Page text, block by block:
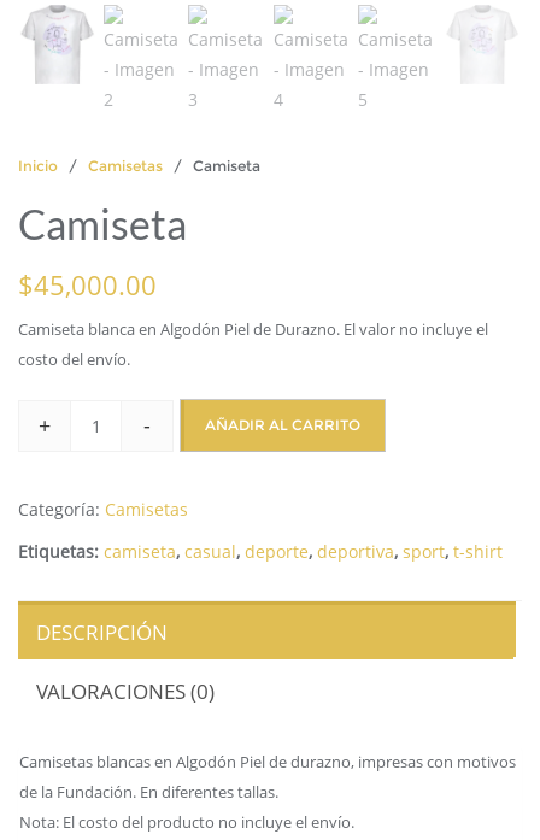
Inicio / Camisetas / Camiseta
Camiseta
$45,000.00
Camiseta blanca en Algodón Piel de Durazno. El valor no incluye el
costo del envío.
+ - AÑADIR AL CARRITO
Categoría: Camisetas
Etiquetas: camiseta, casual, deporte, deportiva, sport, t-shirt
DESCRIPCIÓN
VALORACIONES (0)
Camisetas blancas en Algodón Piel de durazno, impresas con motivos
de la Fundación. En diferentes tallas.
Nota: El costo del producto no incluye el envío.